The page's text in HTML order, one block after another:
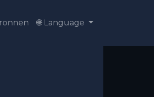
🌐 Language